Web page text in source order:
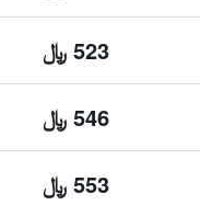
523 ﷼
546 ﷼
553 ﷼